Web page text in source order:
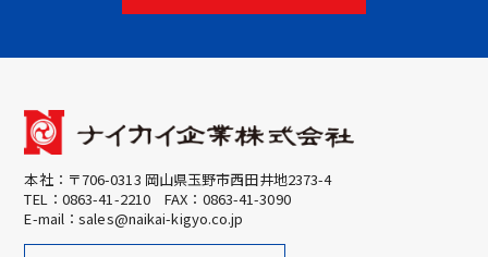
本社：〒706-0313 岡山県玉野市西田井地2373-4
TEL： 0863-41-2210 FAX：0863-41-3090
E-mail：sales@naikai-kigyo.co.jp